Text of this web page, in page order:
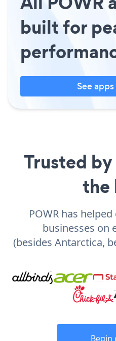
built for
See
Trusted
the
POWR has
businesses on
(besides Antarctica,
Begin